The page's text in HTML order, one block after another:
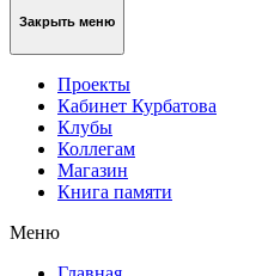
Закрыть меню
Проекты
Кабинет Курбатова
Клубы
Коллегам
Магазин
Книга памяти
Меню